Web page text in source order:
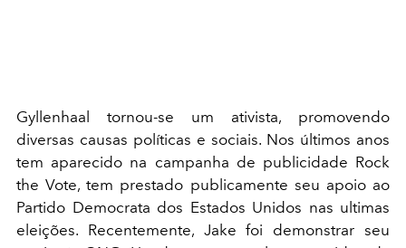
Gyllenhaal tornou-se um ativista, promovendo
diversas causas políticas e sociais. Nos últimos anos
tem aparecido na campanha de publicidade Rock
the Vote, tem prestado publicamente seu apoio ao
Partido Democrata dos Estados Unidos nas ultimas
eleições. Recentemente, Jake foi demonstrar seu